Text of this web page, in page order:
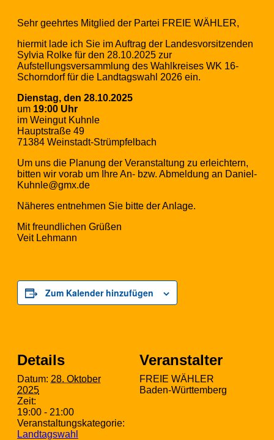
Sehr geehrtes Mitglied der Partei FREIE WÄHLER,
hiermit lade ich Sie im Auftrag der Landesvorsitzenden
Sylvia Rolke für den 28.10.2025 zur
Aufstellungsversammlung des Wahlkreises WK 16-
Schorndorf für die Landtagswahl 2026 ein.
Dienstag, den 28.10.2025
um 19:00 Uhr
im Weingut Kuhnle
Hauptstraße 49
71384 Weinstadt-Strümpfelbach
Um uns die Planung der Veranstaltung zu erleichtern,
bitten wir vorab um Ihre An- bzw. Abmeldung an Daniel-
Kuhnle@gmx.de
Näheres entnehmen Sie bitte der Anlage.
Mit freundlichen Grüßen
Veit Lehmann
Zum Kalender hinzufügen
Details
Datum: 28. Oktober
2025
Zeit:
19:00 - 21:00
Veranstaltungskategorie:
Landtagswahl
Veranstalter
FREIE WÄHLER
Baden-Württemberg